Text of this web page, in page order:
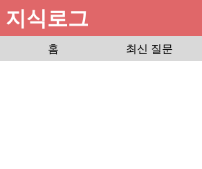
지식로그
홈
최신 질문